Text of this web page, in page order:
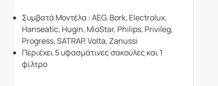
Συμβατά Μοντέλα : AEG, Bork, Electrolux,
Hanseatic, Hugin, MioStar, Philips, Privileg,
Progress, SATRAP, Volta, Zanussi
Περιέχει 5 υφασμάτινες σακούλες και 1
φίλτρο